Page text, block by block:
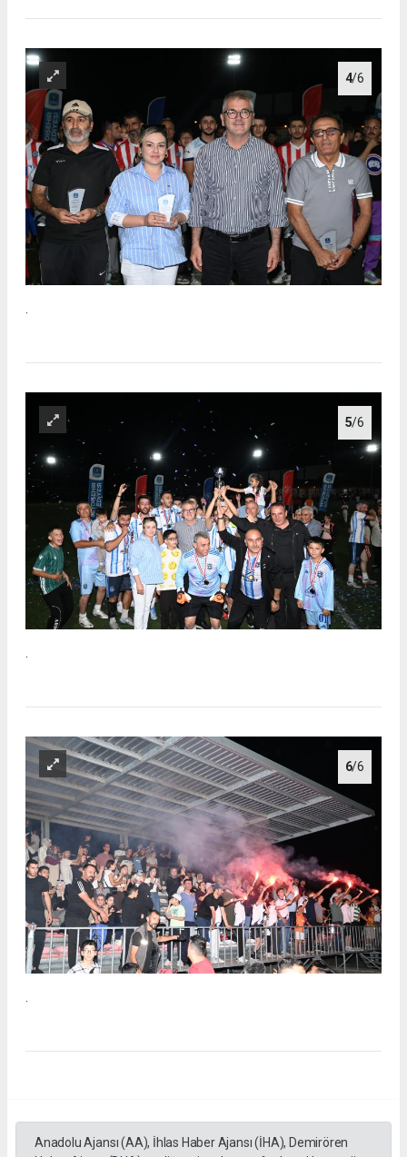
4/6
.
5/6
.
6/6
.
Anadolu Ajansı (AA), İhlas Haber Ajansı (İHA), Demirören